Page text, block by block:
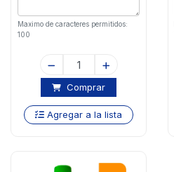
Maximo de caracteres permitidos:
100
Comprar
Agregar a la lista